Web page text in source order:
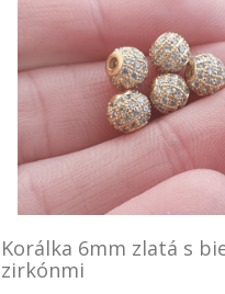
Korálka 6mm zlatá s
zirkónmi